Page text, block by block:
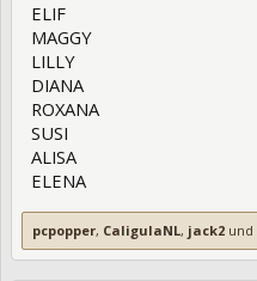
ELIF
MAGGY
LILLY
DIANA
ROXANA
SUSI
ALISA
ELENA
pcpopper, CaligulaNL, jack2 und